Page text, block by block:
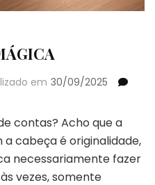
em 30/09/2025
contas? Acho que a
cabeça é originalidade,
necessariamente fazer
vezes, somente